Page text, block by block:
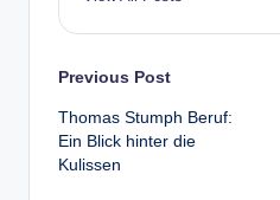
Post
navigation
Previous Post
Thomas Stumph Beruf:
Ein Blick hinter die
Kulissen